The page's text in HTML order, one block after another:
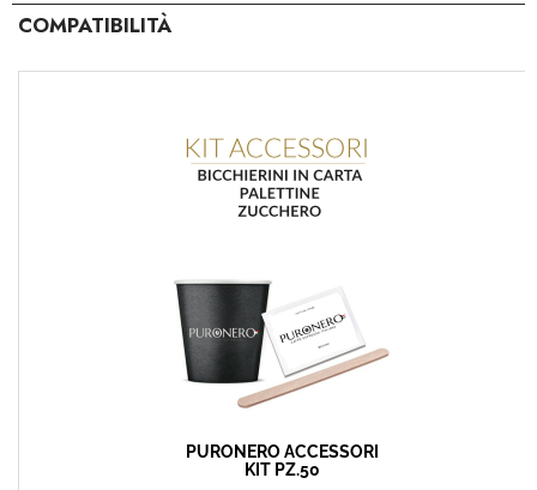
COMPATIBILITÀ
PURONERO ACCESSORI
KIT PZ.50